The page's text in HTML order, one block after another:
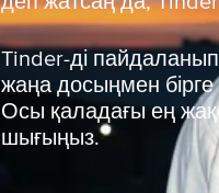
Tinder-ді
жаңа досыңмен бірге
Осы қаладағы ең
шығыңыз.